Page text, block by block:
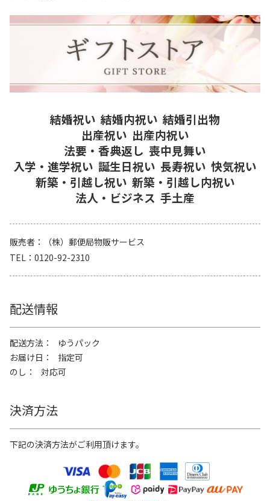
結婚祝い 結婚内祝い 結婚引出物
出産祝い 出産内祝い
法要・香典返し 喪中見舞い
入学・進学祝い 誕生日祝い 長寿祝い 快気祝い
新築・引越し祝い 新築・引越し内祝い
法人・ビジネス 手土産
販売者
（株）郵便局物販サービス
TEL
0120-92-2310
配送情報
配送方法
ゆうパック
お届け日
指定可
のし
対応可
決済方法
下記の決済方法がご利用頂けます。